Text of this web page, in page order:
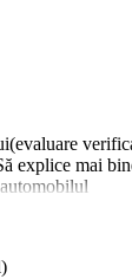
explice mai